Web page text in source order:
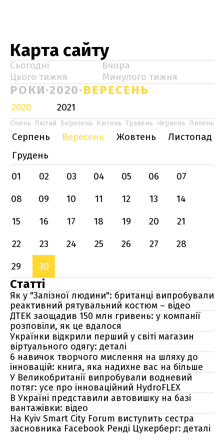
Карта сайту
Сьогодні
Вчора
Цього тижня
Минулого тижня
РОКИ 2020 ВЕРЕСЕНЬ
2020 2021
Січень Лютий Березень Квітень Травень Червень Липень
Серпень Вересень Жовтень
Листопад
Грудень
01
02 03 04 05 06
07
08
09 10 11 12 13
14
15
16 17 18 19 20
21
22
23 24 25 26 27
28
29
30
Статті
Як у "Залізної людини": британці випробували
реактивний рятувальний костюм – відео
ДТЕК заощадив 150 млн гривень: у компанії
розповіли, як це вдалося
Українки відкрили перший у світі магазин
віртуального одягу: деталі
6 навичок творчого мислення на шляху до
інновацій: книга, яка надихне вас на більше
У Великобританії випробували водневий
потяг: усе про інноваційний HydroFLEX
В Україні представили автовишку на базі
вантажівки: відео
На Kyiv Smart City Forum виступить сестра
засновника Facebook Ренді Цукерберг: деталі